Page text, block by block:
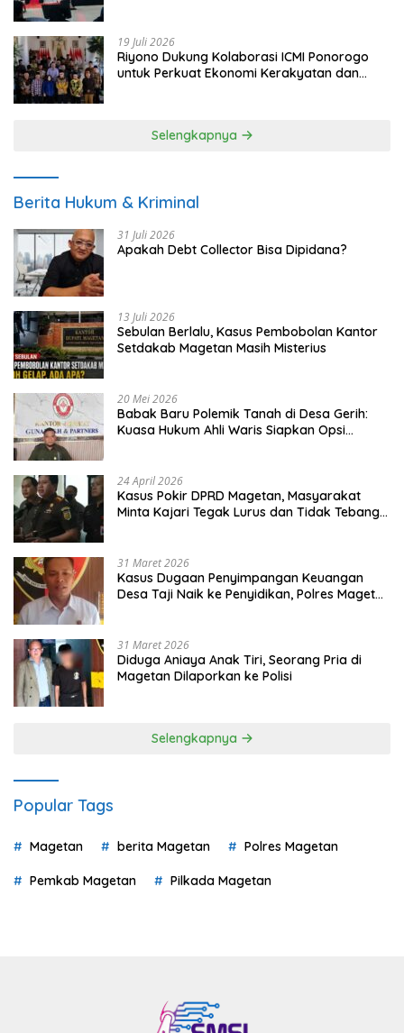
19 Juli 2026
Riyono Dukung Kolaborasi ICMI Ponorogo
untuk Perkuat Ekonomi Kerakyatan dan
Selengkapnya
Berita Hukum & Kriminal
31 Juli 2026
Apakah Debt Collector Bisa Dipidana?
13 Juli 2026
Sebulan Berlalu, Kasus Pembobolan Kantor
Setdakab Magetan Masih Misterius
20 Mei 2026
Babak Baru Polemik Tanah di Desa Gerih:
Kuasa Hukum Ahli Waris Siapkan Opsi
24 April 2026
Kasus Pokir DPRD Magetan, Masyarakat
Minta Kajari Tegak Lurus dan Tidak Tebang
31 Maret 2026
Kasus Dugaan Penyimpangan Keuangan
Desa Taji Naik ke Penyidikan, Polres Magetan
31 Maret 2026
Diduga Aniaya Anak Tiri, Seorang Pria di
Magetan Dilaporkan ke Polisi
Selengkapnya
Popular Tags
Magetan berita Magetan Polres Magetan
Pemkab Magetan Pilkada Magetan